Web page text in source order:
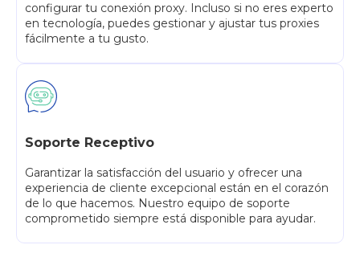
configurar tu conexión proxy. Incluso si no eres experto
en tecnología, puedes gestionar y ajustar tus proxies
fácilmente a tu gusto.
Soporte Receptivo
Garantizar la satisfacción del usuario y ofrecer una
experiencia de cliente excepcional están en el corazón
de lo que hacemos. Nuestro equipo de soporte
comprometido siempre está disponible para ayudar.